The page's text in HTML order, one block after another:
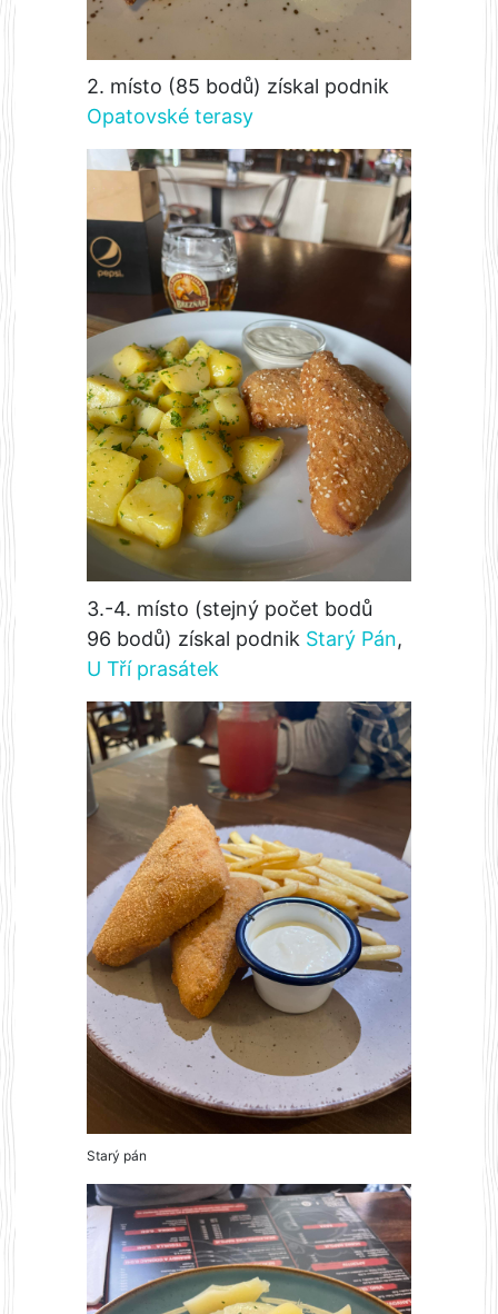
2. místo (85 bodů) získal podnik
Opatovské terasy
3.-4. místo (stejný počet bodů
96 bodů) získal podnik Starý Pán,
U Tří prasátek
Starý pán